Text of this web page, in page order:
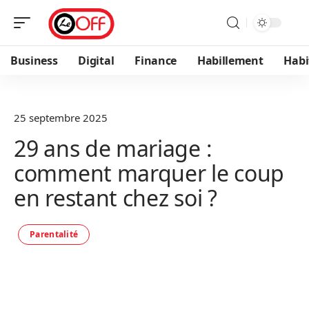
Business Digital Finance Habillement
25 septembre 2025
29 ans de mariage :
comment marquer le coup
en restant chez soi ?
Parentalité